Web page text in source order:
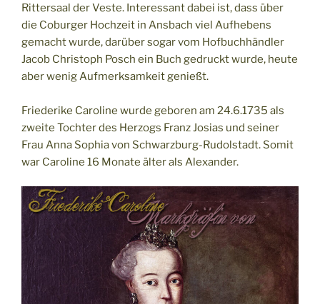
Rittersaal der Veste. Interessant dabei ist, dass über
die Coburger Hochzeit in Ansbach viel Aufhebens
gemacht wurde, darüber sogar vom Hofbuchhändler
Jacob Christoph Posch ein Buch gedruckt wurde, heute
aber wenig Aufmerksamkeit genießt.
Friederike Caroline wurde geboren am 24.6.1735 als
zweite Tochter des Herzogs Franz Josias und seiner
Frau Anna Sophia von Schwarzburg-Rudolstadt. Somit
war Caroline 16 Monate älter als Alexander.